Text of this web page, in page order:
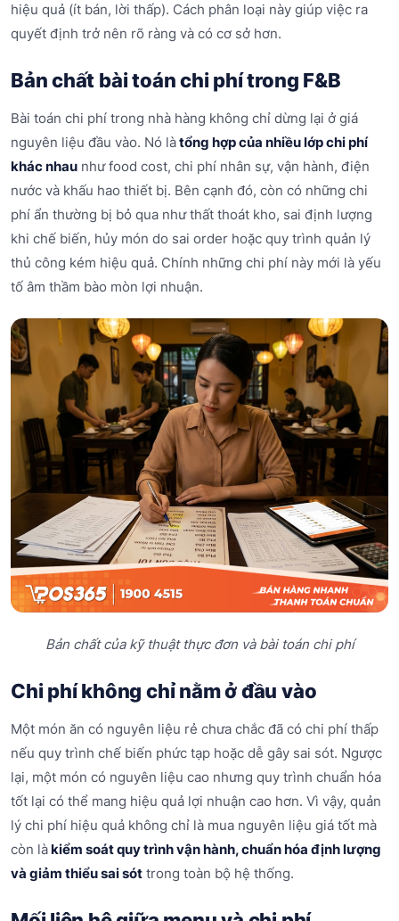
hiệu quả (ít bán, lời thấp). Cách phân loại này giúp việc ra
quyết định trở nên rõ ràng và có cơ sở hơn.
Bản chất bài toán chi phí trong F&B
Bài toán chi phí trong nhà hàng không chỉ dừng lại ở giá
nguyên liệu đầu vào. Nó làtổng hợp của nhiều lớp chi phí
khác nhau như food cost, chi phí nhân sự, vận hành, điện
nước và khấu hao thiết bị. Bên cạnh đó, còn có những chi
phí ẩn thường bị bỏ qua như thất thoát kho, sai định lượng
khi chế biến, hủy món do sai order hoặc quy trình quản lý
thủ công kém hiệu quả. Chính những chi phí này mới là yếu
tố âm thầm bào mòn lợi nhuận.
Bản chất của kỹ thuật thực đơn và bài toán chi phí
Chi phí không chỉ nằm ở đầu vào
Một món ăn có nguyên liệu rẻ chưa chắc đã có chi phí thấp
nếu quy trình chế biến phức tạp hoặc dễ gây sai sót. Ngược
lại, một món có nguyên liệu cao nhưng quy trình chuẩn hóa
tốt lại có thể mang hiệu quả lợi nhuận cao hơn. Vì vậy, quản
lý chi phí hiệu quả không chỉ là mua nguyên liệu giá tốt mà
còn là kiểm soát quy trình vận hành, chuẩn hóa định lượng
và giảm thiểu sai sót trong toàn bộ hệ thống.